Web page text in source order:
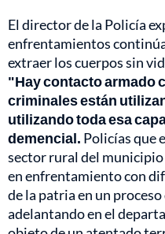
El director de la Policía
enfrentamientos
extraer los cuerpos sin
"Hay contacto armado
criminales están
utilizando toda esa
demencial. Policías que
sector rural del
en enfrentamiento con
de la patria en un
adelantando en el